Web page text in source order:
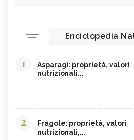
Enciclopedia
1
Asparagi: proprietà, valori
nutrizionali...
2
Fragole: proprietà, valori
nutrizionali,...